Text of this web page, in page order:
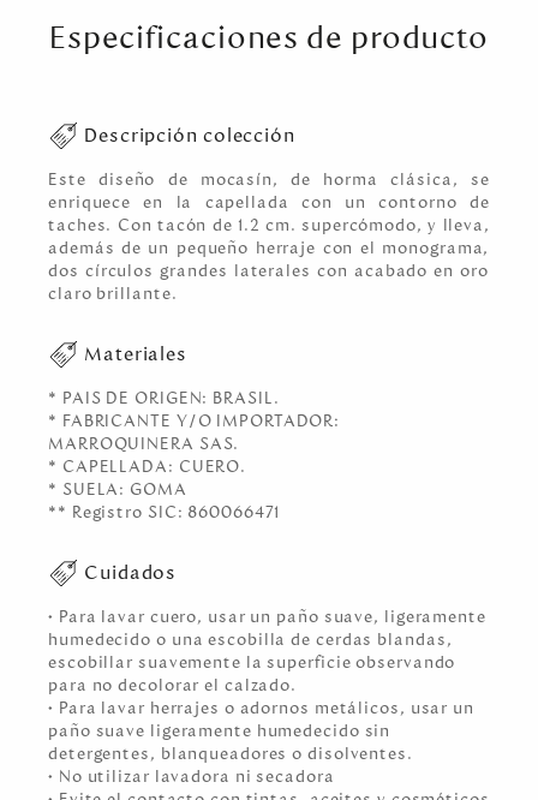
Especificaciones de producto
Descripción colección
Este diseño de mocasín, de horma clásica, se
enriquece en la capellada con un contorno de
taches. Con tacón de 1.2 cm. supercómodo, y lleva,
además de un pequeño herraje con el monograma,
dos círculos grandes laterales con acabado en oro
claro brillante.
Materiales
* PAIS DE ORIGEN: BRASIL.
* FABRICANTE Y/O IMPORTADOR:
MARROQUINERA SAS.
* CAPELLADA: CUERO.
* SUELA: GOMA
** Registro SIC: 860066471
Cuidados
• Para lavar cuero, usar un paño suave, ligeramente
humedecido o una escobilla de cerdas blandas,
escobillar suavemente la superficie observando
para no decolorar el calzado.
• Para lavar herrajes o adornos metálicos, usar un
paño suave ligeramente humedecido sin
detergentes, blanqueadores o disolventes.
• No utilizar lavadora ni secadora